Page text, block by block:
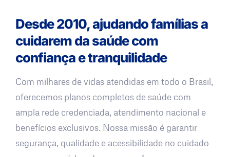
Desde 2010, ajudando famílias a
cuidarem da saúde com
confiança e tranquilidade
Com milhares de vidas atendidas em todo o Brasil,
oferecemos planos completos de saúde com
ampla rede credenciada, atendimento nacional e
benefícios exclusivos. Nossa missão é garantir
segurança, qualidade e acessibilidade no cuidado